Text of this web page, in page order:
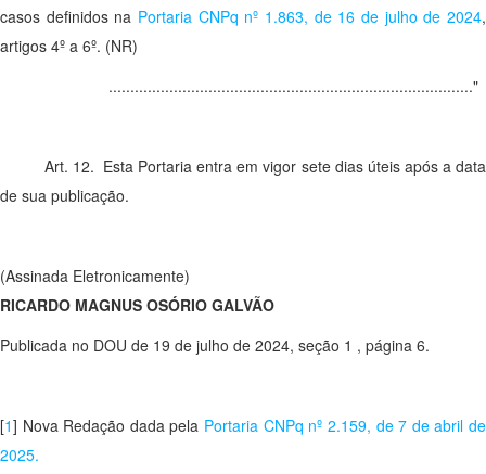
casos definidos na Portaria CNPq nº 1.863, de 16 de julho de 2024,
artigos 4º a 6º. (NR)
...................................................................................."
Art. 12. Esta Portaria entra em vigor sete dias úteis após a data
de sua publicação.
(Assinada Eletronicamente)
RICARDO MAGNUS OSÓRIO GALVÃO
Publicada no DOU de 19 de julho de 2024, seção 1 , página 6.
[1] Nova Redação dada pela Portaria CNPq nº 2.159, de 7 de abril de
2025.